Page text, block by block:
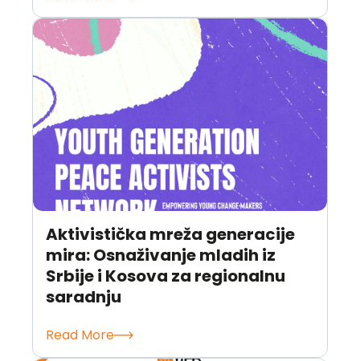
Aktivistička mreža generacije
mira: Osnaživanje mladih iz
Srbije i Kosova za regionalnu
saradnju
Read More